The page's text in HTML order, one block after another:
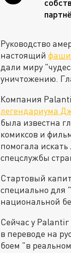
Руководство
настоящий
дали миру
уничтожению.
Компания
легендариума
была известна
комиксов и
помогала
спецслужбы
Стартовый
специально для
национальной
Сейчас у
в переводе на
боем "в